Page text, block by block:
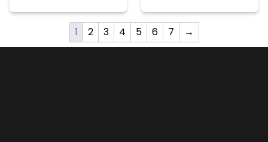
1 2 3 4 5 6 7 →